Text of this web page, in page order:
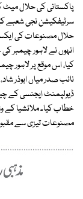
پاکستانی کی حلال
سرٹیفکیشن نجی شعبے
حلال مصنوعات کی
کیا، اس موقع پر لاہور
نائب صدر میاں ابوذر
ڈیولپمنٹ ایجنسی کے
خطاب کیا۔ ملائشیا کے
مصنوعات تیزی سے